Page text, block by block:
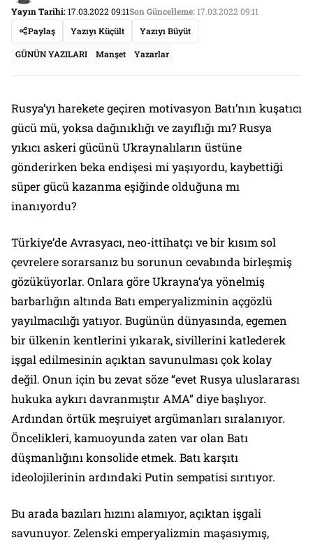
Yayın Tarihi:17.03.2022 09:11Son Güncelleme:17.03.2022 09:11
Paylaş
Yazıyı Küçült Yazıyı Büyüt
GÜNÜN YAZILARI Manşet Yazarlar
Rusya’yı harekete geçiren motivasyon Batı’nın kuşatıcı
gücü mü, yoksa dağınıklığı ve zayıflığı mı? Rusya
yıkıcı askeri gücünü Ukraynalıların üstüne
gönderirken beka endişesi mi yaşıyordu, kaybettiği
süper gücü kazanma eşiğinde olduğuna mı
inanıyordu?
Türkiye’de Avrasyacı, neo-ittihatçı ve bir kısım sol
çevrelere sorarsanız bu sorunun cevabında birleşmiş
gözüküyorlar. Onlara göre Ukrayna’ya yönelmiş
barbarlığın altında Batı emperyalizminin açgözlü
yayılmacılığı yatıyor. Bugünün dünyasında, egemen
bir ülkenin kentlerini yıkarak, sivillerini katlederek
işgal edilmesinin açıktan savunulması çok kolay
değil. Onun için bu zevat söze“evet Rusya uluslararası
hukuka aykırı davranmıştır AMA”diye başlıyor.
Ardından örtük meşruiyet argümanları sıralanıyor.
Öncelikleri, kamuoyunda zaten var olan Batı
düşmanlığını konsolide etmek. Batı karşıtı
ideolojilerinin ardındaki Putin sempatisi sırıtıyor.
Bu arada bazıları hızını alamıyor, açıktan işgali
savunuyor. Zelenski emperyalizmin maşasıymış,